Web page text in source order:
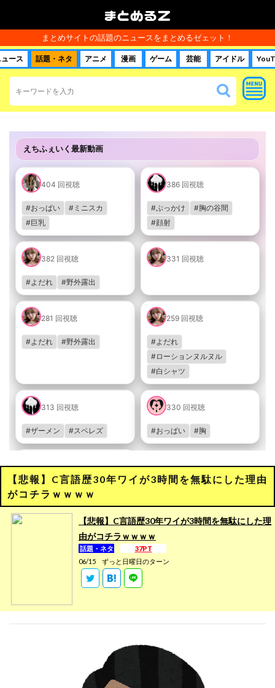
まとめるＺ
まとめサイトの話題のニュースをまとめるゼェット！
ース 話題・ネタ アニメ 漫画 ゲーム 芸能 アイドル
【悲報】C言語歴30年ワイが3時間を無駄にした理由
がコチラｗｗｗｗ
【悲報】C言語歴30年ワイが3時間を無駄にした理
由がコチラｗｗｗｗ
話題・ネタ
37PT
06/15
ずっと日曜日のターン